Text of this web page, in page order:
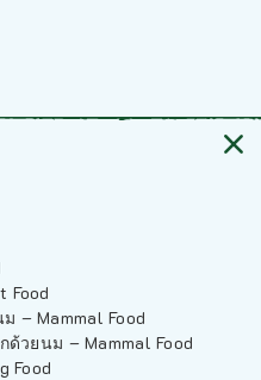
Food
– Mammal Food
ด้วยนม – Mammal Food
Food